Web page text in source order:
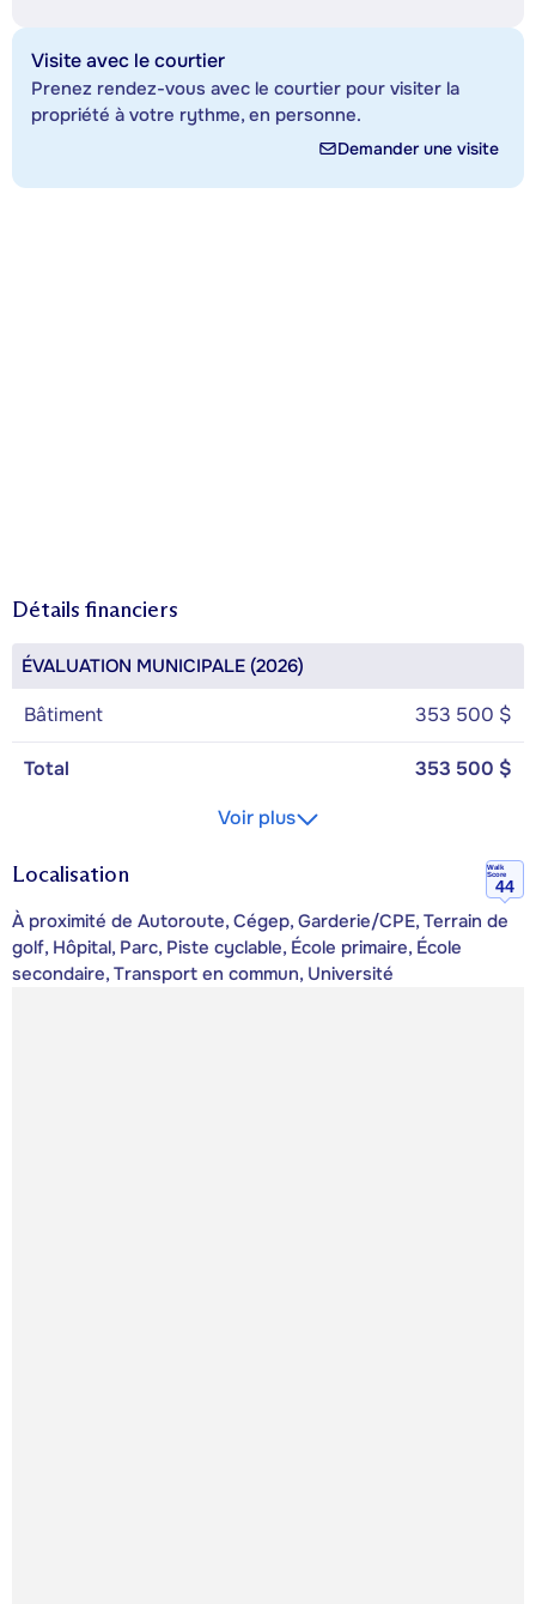
Visite avec le courtier
Prenez rendez-vous avec le courtier pour visiter la
propriété à votre rythme, en personne.
Demander une visite
Détails financiers
ÉVALUATION MUNICIPALE (2026)
Bâtiment 353 500 $
Total
353 500 $
Voir plus
Localisation
Walk
Score
44
À proximité de Autoroute, Cégep, Garderie/CPE, Terrain de
golf, Hôpital, Parc, Piste cyclable, École primaire, École
secondaire, Transport en commun, Université